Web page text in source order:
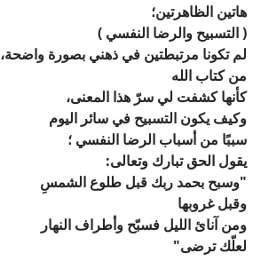
هاتين الظاهرتين؛
( التسبيح والرضا النفسي )
لم تكونا مرتبطتين في ذهني بصورة واضحة،
من كتاب الله
كأنها كشفت لي سرّ هذا المعنى،
وكيف يكون التسبيح في سائر اليوم
سببًا من أسباب الرضا النفسي ؛
يقول الحق تبارك وتعالى:
"وسبح بحمد ربك قبل طلوع الشمسِ
وقبل غروبها
ومن آنائ الليل فسبّح وأطراف النهار
لعلّك ترضى"